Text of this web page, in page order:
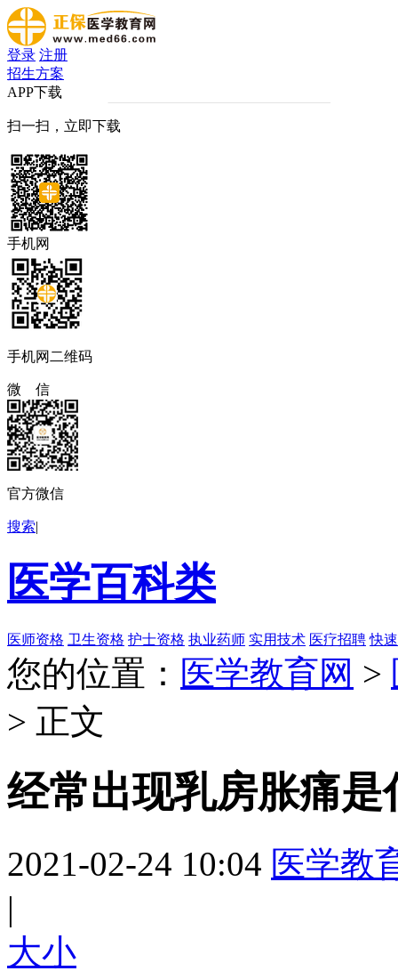
登录 注册
招生方案
APP下载
扫一扫，立即下载
手机网
手机网二维码
微 信
官方微信
搜索|
医学百科类
医师资格 卫生资格 护士资格 执业药师 实用技术 医疗招聘 快
您的位置： 医学教育网 >
> 正文
经常出现乳房胀痛是
2021-02-24 10:04 医学教
|
大小